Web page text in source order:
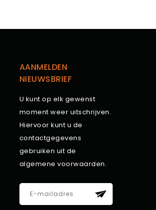
AANMELDEN
NIEUWSBRIEF
U kunt op elk gewenst
moment weer uitschrijven.
Hiervoor kunt u de
contactgegevens
gebruiken uit de
algemene voorwaarden.